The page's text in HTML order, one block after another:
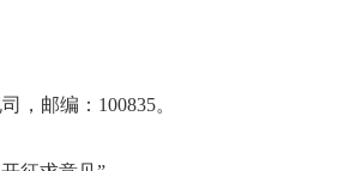
，邮编：100835。